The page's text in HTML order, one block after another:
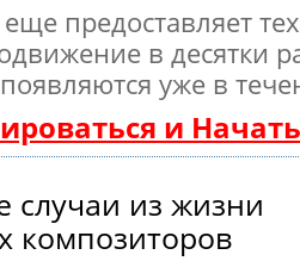
предоставляет
в десятки
уже в
и